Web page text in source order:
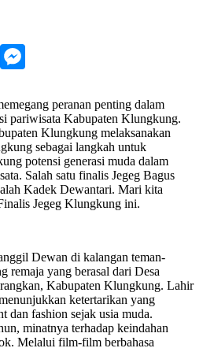
Pinterest
peranan penting dalam
pariwisata Kabupaten Klungkung.
Klungkung melaksanakan
sebagai langkah untuk
potensi generasi muda dalam
Salah satu finalis Jegeg Bagus
Kadek Dewantari. Mari kita
Jegeg Klungkung ini.
Dewan di kalangan teman-
remaja yang berasal dari Desa
Kabupaten Klungkung. Lahir
ketertarikan yang
dan fashion sejak usia muda.
minatnya terhadap keindahan
Melalui film-film berbahasa